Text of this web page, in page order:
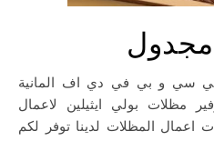
مظلات بولي ايثيلين لاعمال
اعمال المظلات لدينا توفر لكم